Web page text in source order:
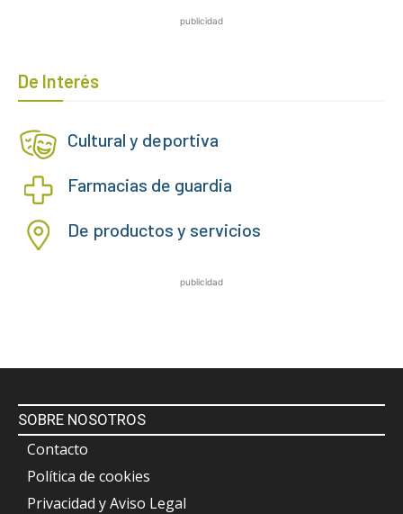
publicidad
De Interés
Cultural y deportiva
Farmacias de guardia
De productos y servicios
publicidad
SOBRE NOSOTROS
Contacto
Política de cookies
Privacidad y Aviso Legal